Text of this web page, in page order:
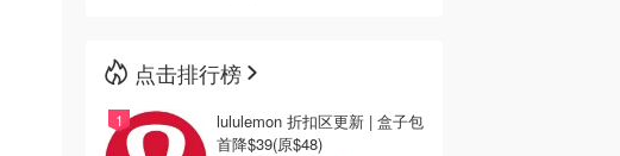
点击排行榜
lululemon 折扣区更新 | 盒子包
首降$39(原$48)